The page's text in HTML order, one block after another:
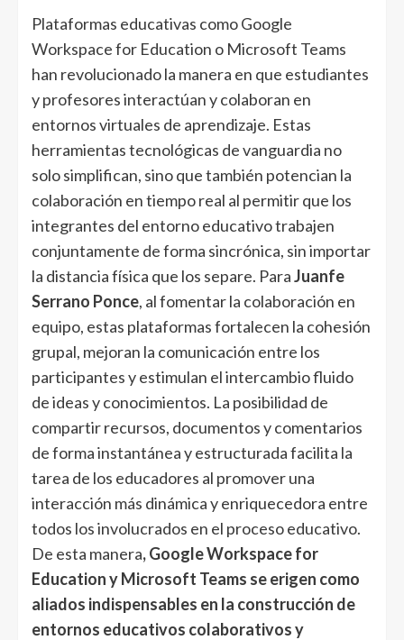
Plataformas educativas como Google
Workspace for Education o Microsoft Teams
han revolucionado la manera en que estudiantes
y profesores interactúan y colaboran en
entornos virtuales de aprendizaje. Estas
herramientas tecnológicas de vanguardia no
solo simplifican, sino que también potencian la
colaboración en tiempo real al permitir que los
integrantes del entorno educativo trabajen
conjuntamente de forma sincrónica, sin importar
la distancia física que los separe. ParaJuanfe
Serrano Ponce, al fomentar la colaboración en
equipo, estas plataformas fortalecen la cohesión
grupal, mejoran la comunicación entre los
participantes y estimulan el intercambio fluido
de ideas y conocimientos. La posibilidad de
compartir recursos, documentos y comentarios
de forma instantánea y estructurada facilita la
tarea de los educadores al promover una
interacción más dinámica y enriquecedora entre
todos los involucrados en el proceso educativo.
De esta manera, Google Workspace for
Education y Microsoft Teams se erigen como
aliados indispensables en la construcción de
entornos educativos colaborativos y